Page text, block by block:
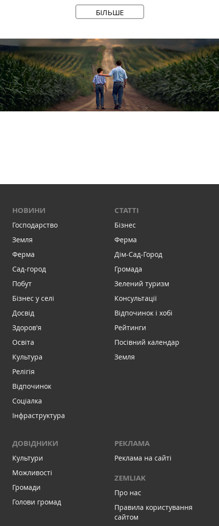
БІЛЬШЕ
НОВИНИ
Господарство
Земля
Ферма
Сад-город
Побут
Бізнес у селі
Досвід
Здоров'я
Освіта
Культура
Релігія
Відпочинок
Соціалка
Інфраструктура
СТАТТІ
Бізнес
Ферма
Дім-Сад-Город
Громада
Зелений туризм
Консультації
Відпочинок і хобі
Рейтинги
Посівний календар
Земля
ДОВІДНИКИ
Культури
Можливості
Громади
Голови громад
РЕКЛАМА
Реклама на сайті
ZEMLIAK
Про нас
Правила користування
сайтом